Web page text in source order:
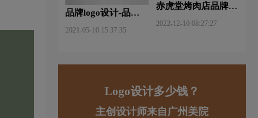
品牌logo设计-品牌vi
2021-05-10 15:37:35
赤虎堂烤肉店品牌VI
2022-12-10 08:27:27
Logo设计多少钱？
主创设计师来自广州美院